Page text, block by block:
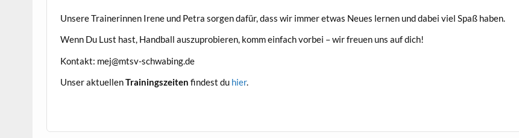
Unsere Trainerinnen Irene und Petra sorgen dafür, dass wir immer etwas Neues lernen und dabei viel Spaß haben.
Wenn Du Lust hast, Handball auszuprobieren, komm einfach vorbei – wir freuen uns auf dich!
Kontakt: mej@mtsv-schwabing.de
Unser aktuellenTrainingszeiten findest du hier.